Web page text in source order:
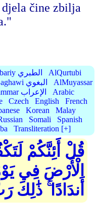
čine zbilja
AtTabariy الطبري
AlQurtubi
AlBaghawi البغوي
AlMuyassar
Grammar الإعراب
Arabic
Czech English
French
Korean
Malay
Somali
Spanish
Transliteration [+]
قُلْ أَئِنَّكُمْ
الْأَرْضَ فِي
أَندَادًا ۚ ذَٰلِكَ